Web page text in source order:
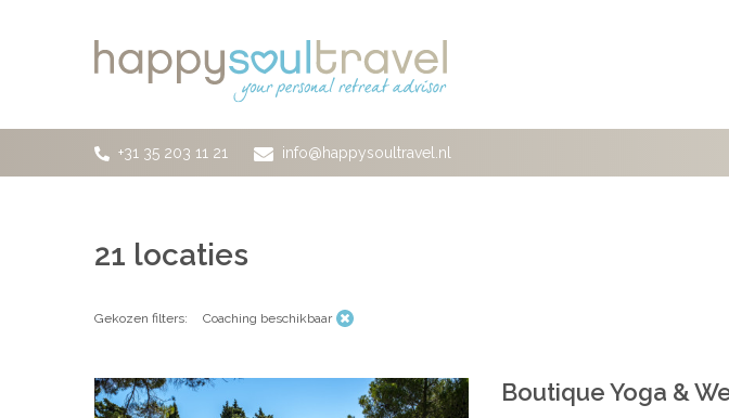
+31 35 203 11 21 info@happysoultravel.nl
21 locaties
Gekozen filters: Coaching beschikbaar
Boutique Yoga &